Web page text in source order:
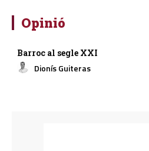
Opinió
Barroc al segle XXI
Dionís Guiteras